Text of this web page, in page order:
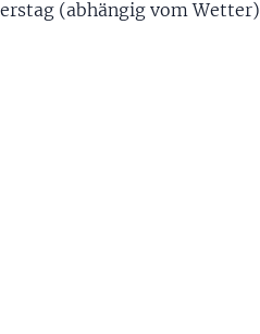
(abhängig vom Wetter)